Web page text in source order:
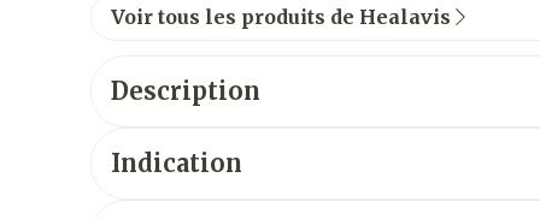
Voir tous les produits de Healavis
Description
Indication